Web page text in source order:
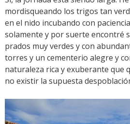
mordisqueando los trigos tan
en el nido incubando con
solamente y por suerte encontré
prados muy verdes y con
torres y un cementerio alegre y
naturaleza rica y exuberante que
no existir la supuesta